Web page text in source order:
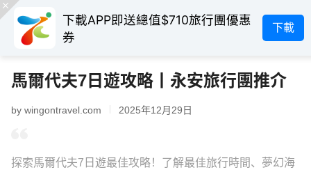
下載APP即送總值$710旅行團優惠
券
下載
馬爾代夫7日遊攻略丨永安旅行團推介
by wingontravel.com 2025年12月29日
探索馬爾代夫7日遊最佳攻略！了解最佳旅行時間、夢幻海